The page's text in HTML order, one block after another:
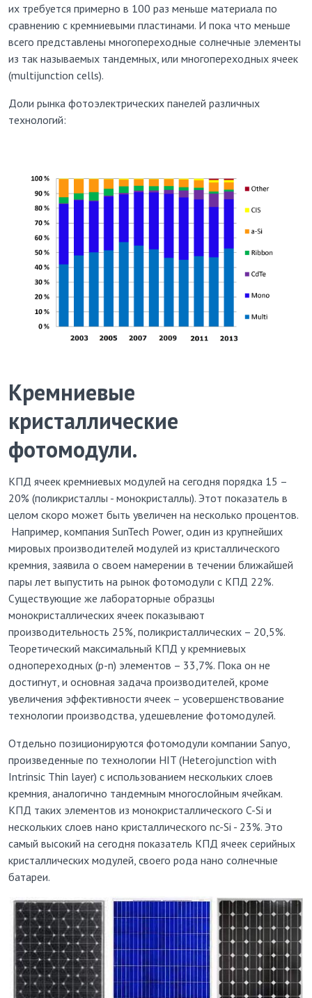
их требуется примерно в 100 раз меньше материала по
сравнению с кремниевыми пластинами. И пока что меньше
всего представлены многопереходные солнечные элементы
из так называемых тандемных, или многопереходных ячеек
(multijunction cells).
Доли рынка фотоэлектрических панелей различных
технологий:
Кремниевые
кристаллические
фотомодули.
КПД ячеек кремниевых модулей на сегодня порядка 15 –
20% (поликристаллы - монокристаллы). Этот показатель в
целом скоро может быть увеличен на несколько процентов.
Например, компания SunTech Power, один из крупнейших
мировых производителей модулей из кристаллического
кремния, заявила о своем намерении в течении ближайшей
пары лет выпустить на рынок фотомодули с КПД 22%.
Существующие же лабораторные образцы
монокристаллических ячеек показывают
производительность 25%, поликристаллических – 20,5%.
Теоретический максимальный КПД у кремниевых
однопереходных (p-n) элементов – 33,7%. Пока он не
достигнут, и основная задача производителей, кроме
увеличения эффективности ячеек – усовершенствование
технологии производства, удешевление фотомодулей.
Отдельно позиционируются фотомодули компании Sanyo,
произведенные по технологии HIT (Heterojunction with
Intrinsic Thin layer) с использованием нескольких слоев
кремния, аналогично тандемным многослойным ячейкам.
КПД таких элементов из монокристаллического C-Si и
нескольких слоев нано кристаллического nc-Si - 23%. Это
самый высокий на сегодня показатель КПД ячеек серийных
кристаллических модулей, своего рода нано солнечные
батареи.